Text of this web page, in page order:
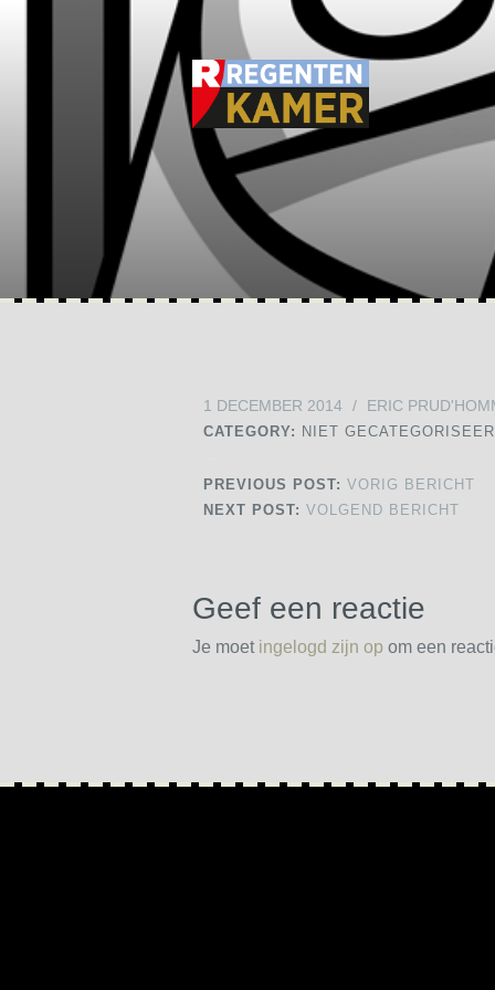
1 DECEMBER 2014 / ERIC
CATEGORY: NIET
PREVIOUS POST: VORIG BERICHT
NEXT POST: VOLGEND BERICHT
Geef een reactie
Je moet ingelogd zijn op om een